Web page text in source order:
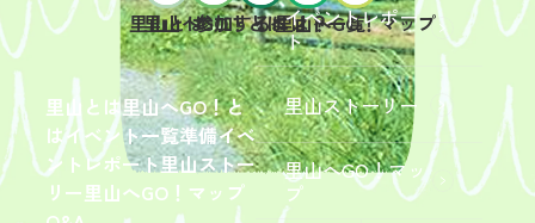
里山とは里山へGO！と
はイベント一覧準備イベ
ントレポート里山ストー
リー里山へGO！マップ
イベントレポー
ト
里山ストーリー
里山へGO！マッ
プ
里山とは
里山へGO！とは
参加するには？
イベント一覧
里山へGO！マップ
2026年9
月19日
（土）
開催
「【東
京ポイ
ント対
2026年
6月13